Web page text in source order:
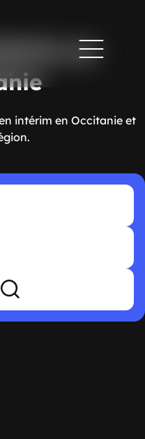
en
intérim en Occitanie et